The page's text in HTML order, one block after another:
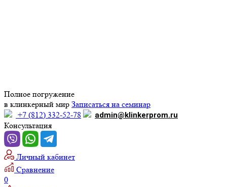
Полное погружение
в клинкерный мир Записаться на семинар
+7 (812) 332-52-78
admin@klinkerprom.ru
Консультация
Личный кабинет
Сравнение
0